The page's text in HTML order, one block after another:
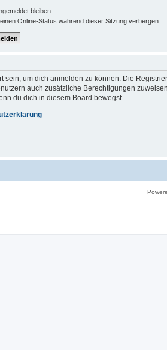
bleiben
Online-Status während dieser Sitzung verbergen
sein, um dich anmelden zu können. Die
auch zusätzliche Berechtigungen
du dich in diesem Board bewegst.